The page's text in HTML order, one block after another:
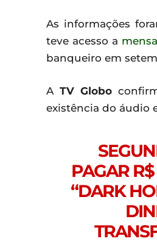
As informações
teve acesso a
banqueiro em
ATV Globo
existência do áudio
PAGAR
“DARK